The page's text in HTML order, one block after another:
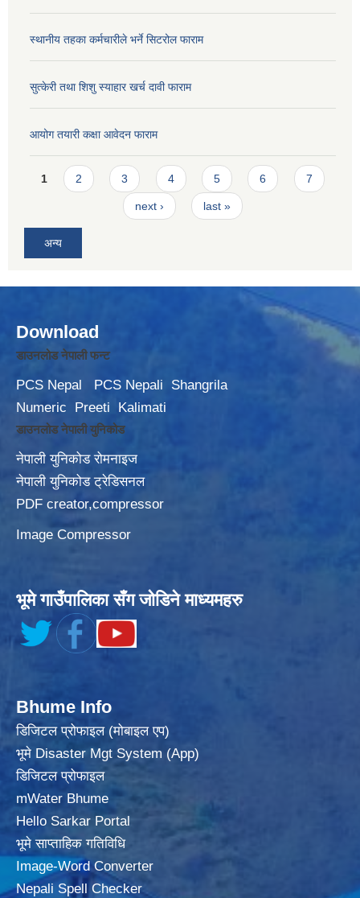
स्थानीय तहका कर्मचारीले भर्ने सिटरोल फाराम
सुत्केरी तथा शिशु स्याहार खर्च दावी फाराम
आयोग तयारी कक्षा आवेदन फाराम
Pages
1 2 3 4 5 6 7
next › last »
अन्य
Download
डाउनलोड नेपाली फन्ट
PCS Nepal PCS Nepali
Shangrila
Numeric
Preeti Kalimati
डाउनलोड नेपाली युनिकोड
नेपाली युनिकोड रोमनाइज
नेपाली युनिकोड ट्रेडिसनल
PDF creator,compressor
Image Compressor
भूमे गाउँपालिका सँग जोडिने माध्यमहरु
Bhume Info
डिजिटल प्रोफाइल (मोबाइल एप)
भूमे Disaster Mgt System (App)
डिजिटल प्रोफाइल
mWater Bhume
Hello Sarkar Portal
भूमे साप्ताहिक गतिविधि
Image-Word Converter
Nepali Spell Checker